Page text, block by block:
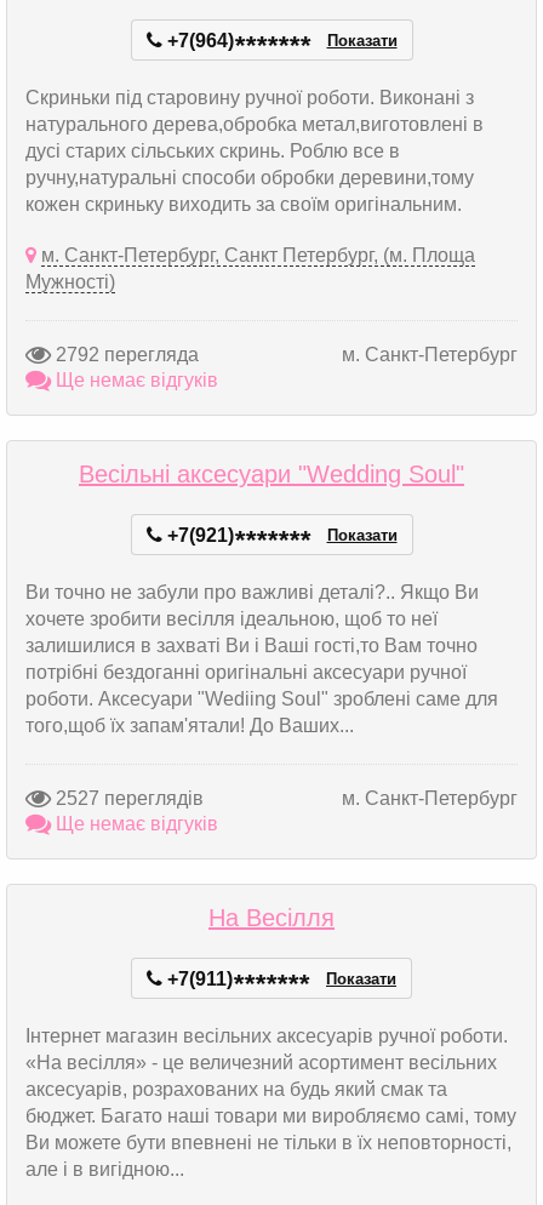
+7(964)******* Показати
Скриньки під старовину ручної роботи. Виконані з
натурального дерева,обробка метал,виготовлені в
дусі старих сільських скринь. Роблю все в
ручну,натуральні способи обробки деревини,тому
кожен скриньку виходить за своїм оригінальним.
м. Санкт-Петербург, Санкт Петербург, (м. Площа
Мужності)
2792 перегляда
м. Санкт-Петербург
Ще немає відгуків
Весільні аксесуари "Wedding Soul"
+7(921)******* Показати
Ви точно не забули про важливі деталі?.. Якщо Ви
хочете зробити весілля ідеальною, щоб то неї
залишилися в захваті Ви і Ваші гості,то Вам точно
потрібні бездоганні оригінальні аксесуари ручної
роботи. Аксесуари "Wediing Soul" зроблені саме для
того,щоб їх запам'ятали! До Ваших...
2527 переглядів
м. Санкт-Петербург
Ще немає відгуків
На Весілля
+7(911)******* Показати
Інтернет магазин весільних аксесуарів ручної роботи.
«На весілля» - це величезний асортимент весільних
аксесуарів, розрахованих на будь який смак та
бюджет. Багато наші товари ми виробляємо самі, тому
Ви можете бути впевнені не тільки в їх неповторності,
але і в вигідною...